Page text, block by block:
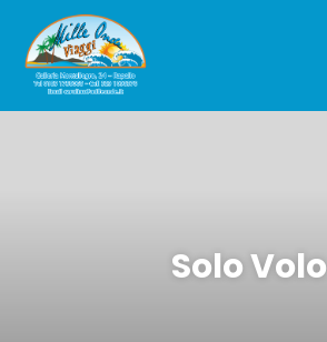
Solo Volo